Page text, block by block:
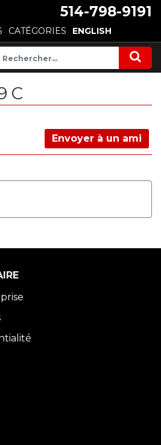
514-798-9191
CATÉGORIES ENGLISH
C
Envoyer à un ami